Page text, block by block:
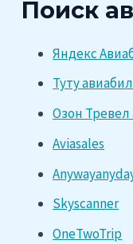
Поиск
Яндекс
Туту
Озон
Aviasales
Skyscanner
OneTwoTrip